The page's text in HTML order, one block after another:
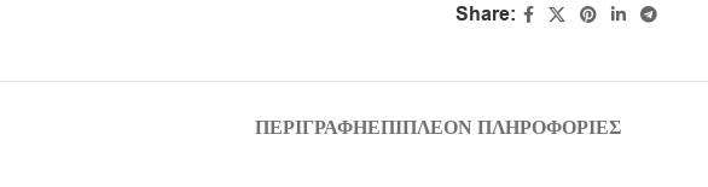
Share:
ΠΕΡΙΓΡΑΦΉΕΠΙΠΛΈΟΝ ΠΛΗΡΟΦΟΡΊΕΣ